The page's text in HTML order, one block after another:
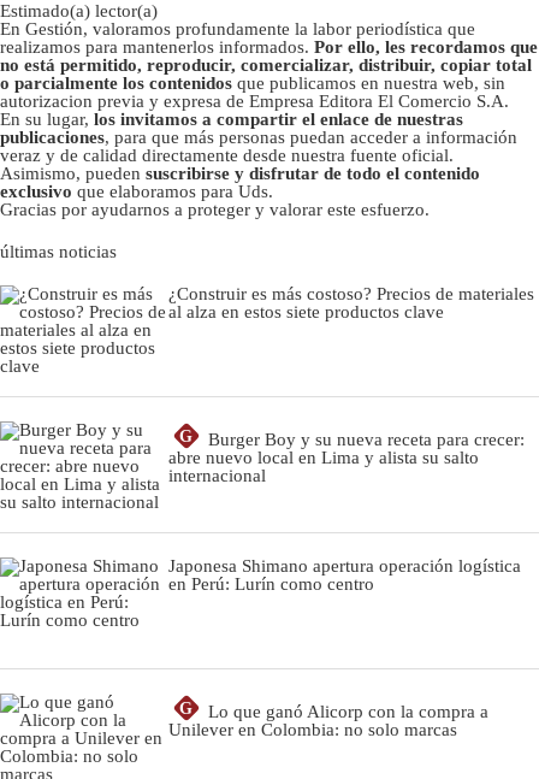
Estimado(a) lector(a)
En Gestión, valoramos profundamente la labor periodística que
realizamos para mantenerlos informados. Por ello, les recordamos que
no está permitido, reproducir, comercializar, distribuir, copiar total
o parcialmente los contenidos que publicamos en nuestra web, sin
autorizacion previa y expresa de Empresa Editora El Comercio S.A.
En su lugar, los invitamos a compartir el enlace de nuestras
publicaciones, para que más personas puedan acceder a información
veraz y de calidad directamente desde nuestra fuente oficial.
Asimismo, pueden suscribirse y disfrutar de todo el contenido
exclusivo que elaboramos para Uds.
Gracias por ayudarnos a proteger y valorar este esfuerzo.
últimas noticias
¿Construir es más costoso? Precios de materiales
al alza en estos siete productos clave
G
Burger Boy y su nueva receta para crecer:
abre nuevo local en Lima y alista su salto
internacional
Japonesa Shimano apertura operación logística
en Perú: Lurín como centro
G
Lo que ganó Alicorp con la compra a
Unilever en Colombia: no solo marcas